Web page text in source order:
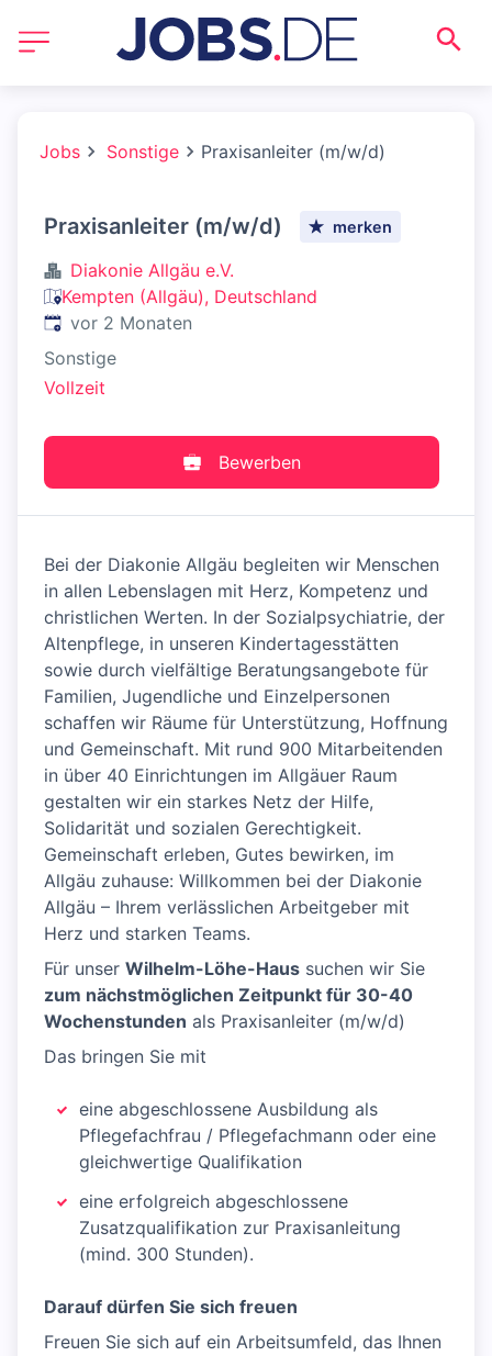
Jobs Sonstige Praxisanleiter (m/w/d)
Praxisanleiter (m/w/d) merken
Diakonie Allgäu e.V.
Kempten (Allgäu), Deutschland
Veröffentlicht:
vor 2 Monaten
Sonstige
Vollzeit
Bewerben
Bei der Diakonie Allgäu begleiten wir Menschen
in allen Lebenslagen mit Herz, Kompetenz und
christlichen Werten. In der Sozialpsychiatrie, der
Altenpflege, in unseren Kindertagesstätten
sowie durch vielfältige Beratungsangebote für
Familien, Jugendliche und Einzelpersonen
schaffen wir Räume für Unterstützung, Hoffnung
und Gemeinschaft. Mit rund 900 Mitarbeitenden
in über 40 Einrichtungen im Allgäuer Raum
gestalten wir ein starkes Netz der Hilfe,
Solidarität und sozialen Gerechtigkeit.
Gemeinschaft erleben, Gutes bewirken, im
Allgäu zuhause: Willkommen bei der Diakonie
Allgäu – Ihrem verlässlichen Arbeitgeber mit
Herz und starken Teams.
Für unser Wilhelm-Löhe-Haus suchen wir Sie
zum nächstmöglichen Zeitpunkt für 30-40
Wochenstunden als Praxisanleiter (m/w/d)
Das bringen Sie mit
eine abgeschlossene Ausbildung als
Pflegefachfrau / Pflegefachmann oder eine
gleichwertige Qualifikation
eine erfolgreich abgeschlossene
Zusatzqualifikation zur Praxisanleitung
(mind. 300 Stunden).
Darauf dürfen Sie sich freuen
Freuen Sie sich auf ein Arbeitsumfeld, das Ihnen